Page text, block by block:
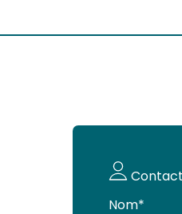
projets à la fois
Demande
de devis
Nom*